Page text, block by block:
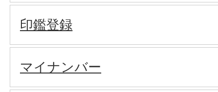
印鑑登録
マイナンバー